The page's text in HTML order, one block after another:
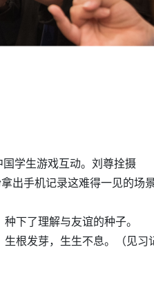
学生游戏互动。刘尊拴摄
出手机记录这难得一见的场
下了理解与友谊的种子。
根发芽，生生不息。（见习